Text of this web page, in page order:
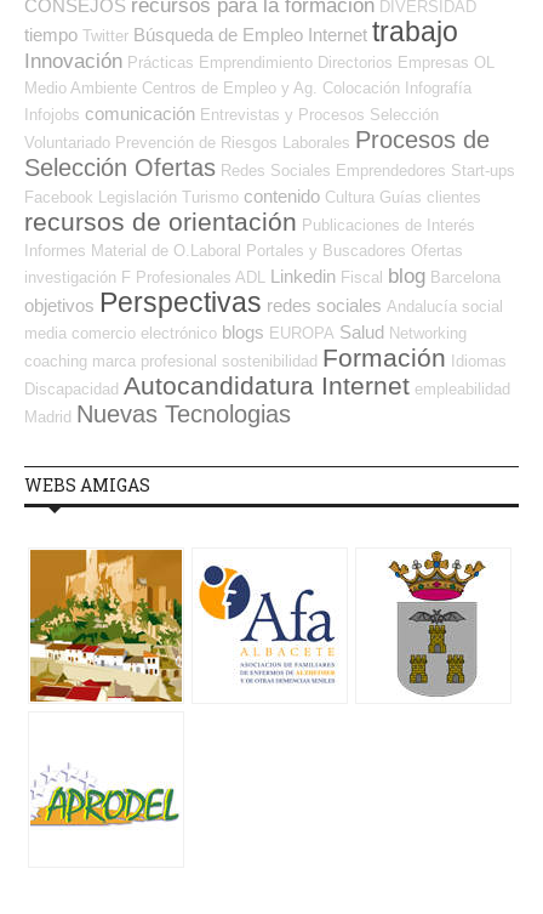
CONSEJOS recursos para la formación DIVERSIDAD
tiempo Twitter Búsqueda de Empleo Internet trabajo
Innovación Prácticas Emprendimiento Directorios Empresas OL
Medio Ambiente Centros de Empleo y Ag. Colocación
Infografía
Infojobs comunicación Entrevistas y Procesos Selección
Voluntariado Prevención de Riesgos Laborales Procesos de
Selección Ofertas Redes Sociales Emprendedores Start-ups
Facebook Legislación Turismo contenido Cultura Guías clientes
recursos de orientación Publicaciones de Interés
Informes Material de O.Laboral Portales y Buscadores Ofertas
investigación F Profesionales ADL Linkedin Fiscal blog Barcelona
objetivos Perspectivas redes sociales Andalucía social
media comercio electrónico blogs EUROPA Salud Networking
coaching marca profesional sostenibilidad Formación
Idiomas
Discapacidad Autocandidatura Internet empleabilidad
Madrid Nuevas Tecnologias
WEBS AMIGAS